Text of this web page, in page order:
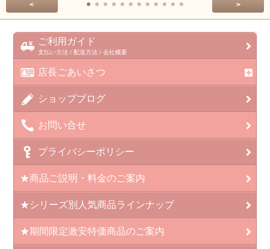
< >
ご利用ガイド
支払い方法 / 配送方法 / 会社概要
店長ごあいさつ
ショップブログ
お問い合せ
プライバシーポリシー
★商品ご説明・料金のご案内
★シリーズ別人気商品ラインナップ
★期間限定激安特価商品のご案内